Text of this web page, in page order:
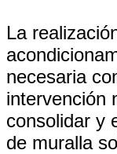
La
necesaria
intervención
consolidar y
de muralla